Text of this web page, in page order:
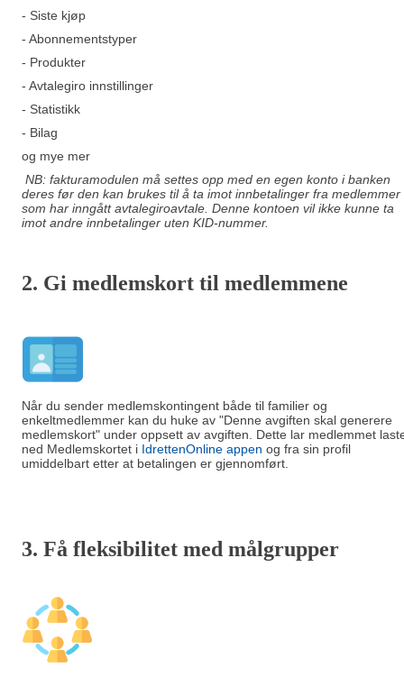
- Siste kjøp
- Abonnementstyper
- Produkter
- Avtalegiro innstillinger
- Statistikk
- Bilag
og mye mer
NB: fakturamodulen må settes opp med en egen konto i banken
deres før den kan brukes til å ta imot innbetalinger fra medlemmer
som har inngått avtalegiroavtale. Denne kontoen vil ikke kunne ta
imot andre innbetalinger uten KID-nummer.
2. Gi medlemskort til medlemmene
Når du sender medlemskontingent både til familier og
enkeltmedlemmer kan du huke av "Denne avgiften skal generere
medlemskort" under oppsett av avgiften. Dette lar medlemmet
ned Medlemskortet i IdrettenOnline appen og fra sin profil
umiddelbart etter at betalingen er gjennomført.
3. Få fleksibilitet med målgrupper